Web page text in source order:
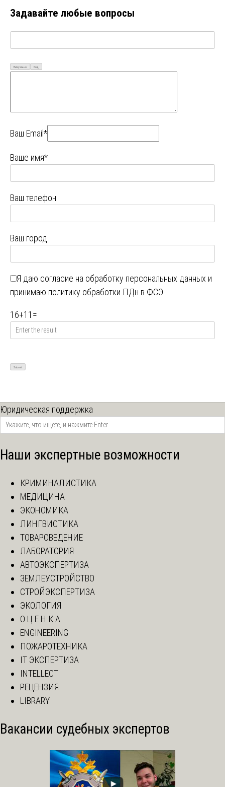
Задавайте любые вопросы
Визуально Код
Ваш Email*
Ваше имя*
Ваш телефон
Ваш город
Я даю согласие на обработку персональных данных и
принимаю политику обработки ПДн в ФСЭ
16+11 =
Юридическая поддержка
Наши экспертные возможности
КРИМИНАЛИСТИКА
МЕДИЦИНА
ЭКОНОМИКА
ЛИНГВИСТИКА
ТОВАРОВЕДЕНИЕ
ЛАБОРАТОРИЯ
АВТОЭКСПЕРТИЗА
ЗЕМЛЕУСТРОЙСТВО
СТРОЙЭКСПЕРТИЗА
ЭКОЛОГИЯ
О Ц Е Н К А
ENGINEERING
ПОЖАРОТЕХНИКА
IT ЭКСПЕРТИЗА
INTELLECT
РЕЦЕНЗИЯ
LIBRARY
Вакансии судебных экспертов